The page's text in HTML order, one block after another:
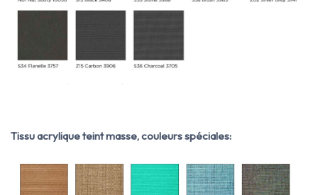
Tissu acrylique teint masse, couleurs spéciales: